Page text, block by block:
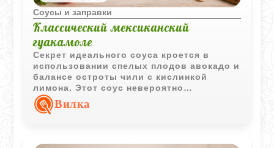
Соусы и заправки
Классический мексиканский
гуакамоле
Секрет идеального соуса кроется в
использовании спелых плодов авокадо и
балансе остроты чили с кислинкой
лимона. Этот соус невероятно
универсален: он идеально дополняет
кукурузные чипсы начос, служит
утренних тостов. Минимум усилий на
Вилка